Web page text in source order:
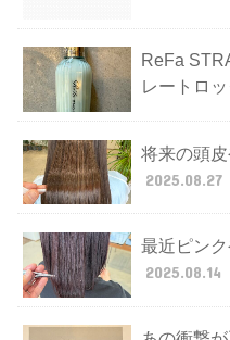
ReFa
レートロッ
将来の頭
2025.08.27
最近ピン
2025.08.14